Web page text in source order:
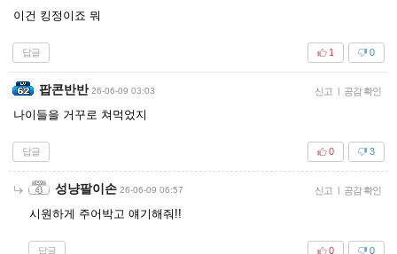
이건 킹정이죠 뭐
답글 0
1
팝콘반반 26-06-09 03:03 신고 | 공감 확인
나이들을 거꾸로 쳐먹었지
답글 3
0
성냥팔이손 26-06-09 06:57 신고 | 공감 확인
시원하게 주어박고 얘기해줘!!
답글 0
0